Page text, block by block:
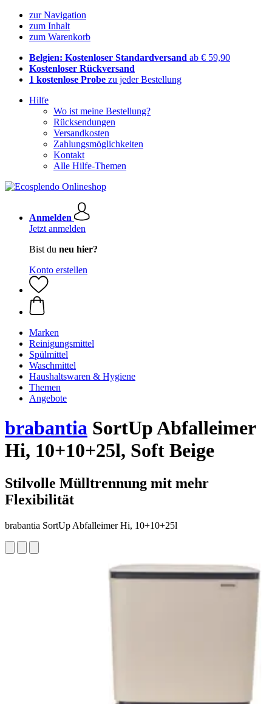
zur Navigation
zum Inhalt
zum Warenkorb
Belgien: Kostenloser Standardversand ab € 59,90
Kostenloser Rückversand
1 kostenlose Probe zu jeder Bestellung
Hilfe
Wo ist meine Bestellung?
Rücksendungen
Versandkosten
Zahlungsmöglichkeiten
Kontakt
Alle Hilfe-Themen
Anmelden
Jetzt anmelden
Bist du neu hier?
Konto erstellen
Marken
Reinigungsmittel
Spülmittel
Waschmittel
Haushaltswaren & Hygiene
Themen
Angebote
brabantia SortUp Abfalleimer
Hi, 10+10+25l, Soft Beige
Stilvolle Mülltrennung mit mehr
Flexibilität
brabantia SortUp Abfalleimer Hi, 10+10+25l